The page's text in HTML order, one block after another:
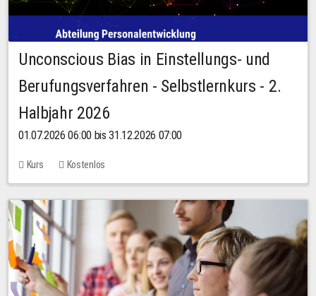
Unconscious Bias in Einstellungs- und
Berufungsverfahren - Selbstlernkurs - 2.
Halbjahr 2026
01.07.2026 06:00 bis 31.12.2026 07:00
Kurs Kostenlos